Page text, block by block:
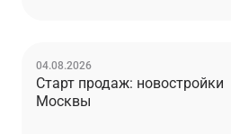
04.08.2026
Старт продаж: новостройки
Москвы